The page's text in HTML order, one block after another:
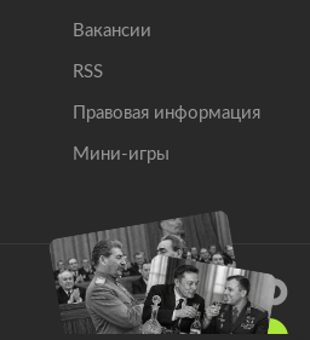
Вакансии
RSS
Правовая информация
Мини-игры